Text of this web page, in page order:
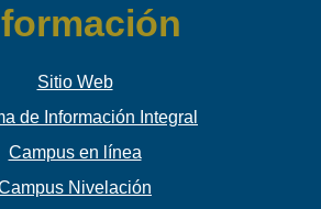
Sitio Web
de Información Integral
Campus en línea
Nivelación